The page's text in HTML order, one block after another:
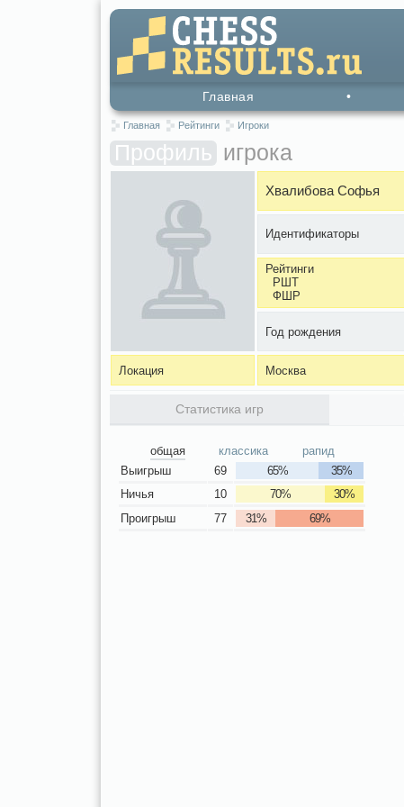
Главная •
Главная Рейтинги Игроки
Профиль игрока
Хвалибова Софья
Идентификаторы
Рейтинги
РШТ
ФШР
Год рождения
Локация Москва
Статистика игр
общая классика
рапид
Выигрыш
69 65%
35%
Ничья
10 70%
30%
Проигрыш
77 31% 69%